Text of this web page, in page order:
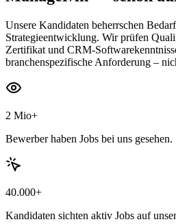
Unsere Kandidaten beherrschen
Strategieentwicklung. Wir prüfen
Zertifikat und CRM-
branchenspezifische Anforderung –
2 Mio+
Bewerber haben Jobs bei uns gesehen.
40.000+
Kandidaten sichten aktiv Jobs auf